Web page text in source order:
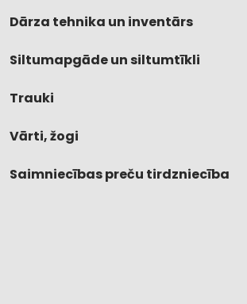
Dārza tehnika un inventārs
Siltumapgāde un siltumtīkli
Trauki
Vārti, žogi
Saimniecības preču tirdzniecība